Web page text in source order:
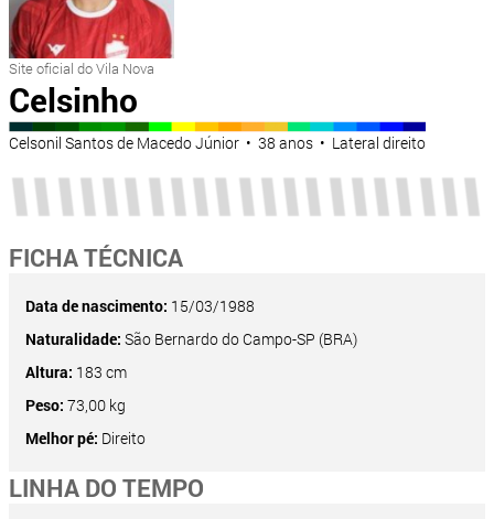
Site oficial do Vila Nova
Celsinho
Celsonil Santos de Macedo Júnior • 38 anos • Lateral direito
FICHA TÉCNICA
Data de nascimento: 15/03/1988
Naturalidade: São Bernardo do Campo-SP (BRA)
Altura: 183 cm
Peso: 73,00 kg
Melhor pé: Direito
LINHA DO TEMPO